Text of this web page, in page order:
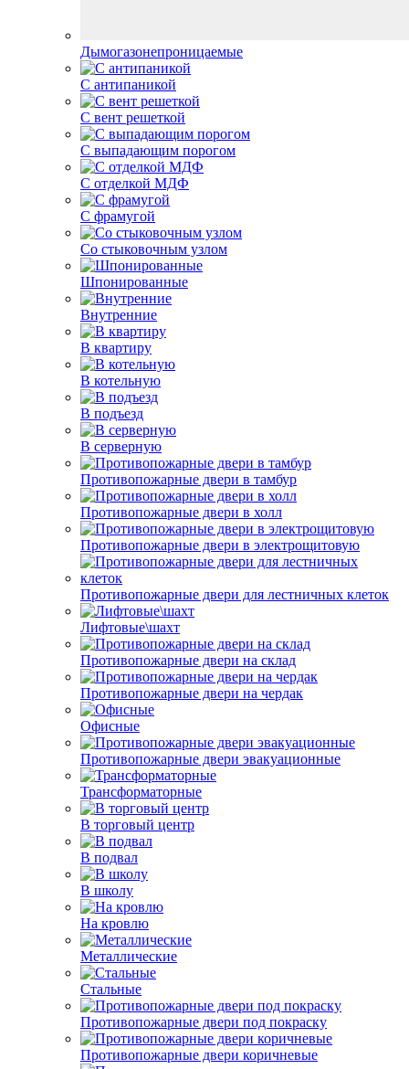
Дымогазонепроницаемые
С антипаникой
С вент решеткой
С выпадающим порогом
С отделкой МДФ
С фрамугой
Со стыковочным узлом
Шпонированные
Внутренние
В квартиру
В котельную
В подъезд
В серверную
Противопожарные двери в тамбур
Противопожарные двери в холл
Противопожарные двери в электрощитовую
Противопожарные двери для лестничных клеток
Лифтовые\шахт
Противопожарные двери на склад
Противопожарные двери на чердак
Офисные
Противопожарные двери эвакуационные
Трансформаторные
В торговый центр
В подвал
В школу
На кровлю
Металлические
Стальные
Противопожарные двери под покраску
Противопожарные двери коричневые